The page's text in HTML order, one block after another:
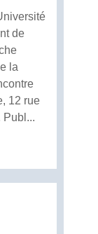
de
la
12 rue
Publ...